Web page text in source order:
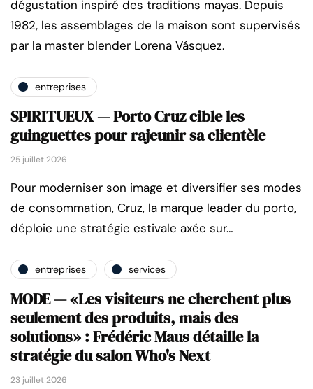
dégustation inspiré des traditions mayas. Depuis
1982, les assemblages de la maison sont supervisés
par la master blender Lorena Vásquez.
entreprises
SPIRITUEUX — Porto Cruz cible les
guinguettes pour rajeunir sa clientèle
25 juillet 2026
Pour moderniser son image et diversifier ses modes
de consommation, Cruz, la marque leader du porto,
déploie une stratégie estivale axée sur…
entreprises services
MODE — «Les visiteurs ne cherchent plus
seulement des produits, mais des
solutions» : Frédéric Maus détaille la
stratégie du salon Who's Next
23 juillet 2026